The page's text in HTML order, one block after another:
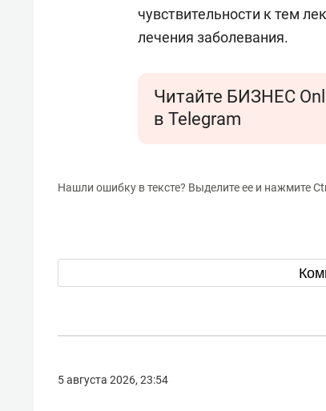
чувствительности к тем
лечения заболевания.
Читайте БИЗНЕС
в Telegram
Нашли ошибку в тексте? Выделите ее и нажмите
5 августа 2026, 23:54